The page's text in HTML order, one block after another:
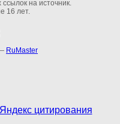
на источник.
16 лет.
RuMaster